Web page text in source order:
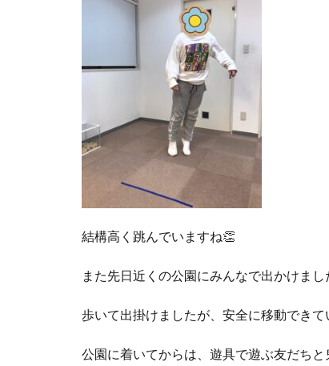
結構高く跳んでいますね👏
また先日近くの公園にみんなで出かけまし
歩いて出掛けましたが、安全に移動できて
公園に着いてからは、遊具で遊ぶ友だち